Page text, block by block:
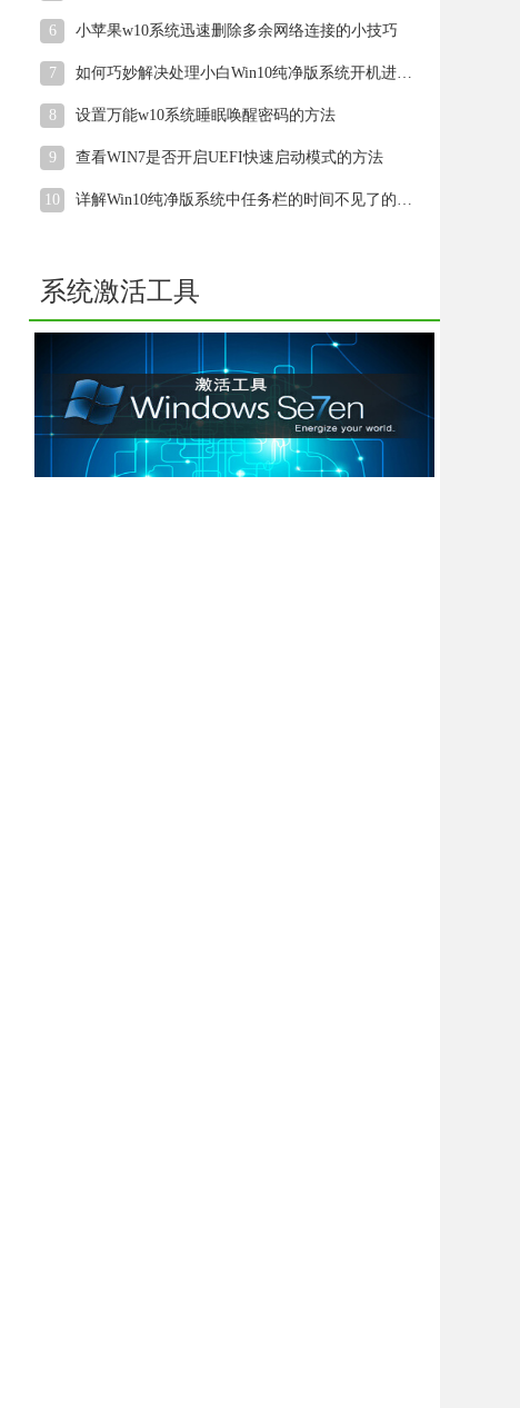
6 小苹果w10系统迅速删除多余网络连接的小技巧
7 如何巧妙解决处理小白Win10纯净版系统开机进入桌面后显示黑屏
8 设置万能w10系统睡眠唤醒密码的方法
9 查看WIN7是否开启UEFI快速启动模式的方法
10 详解Win10纯净版系统中任务栏的时间不见了的解决步骤
系统激活工具